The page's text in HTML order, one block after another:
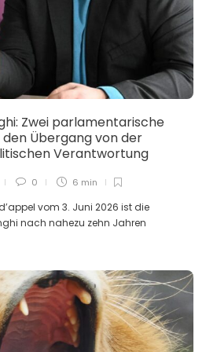
Kaiser 3 months ago
sicht e Beroder an der
Kaiser,4 months ago 4 min
statt Pflaster: Sonst hilft
die teuerste Aufbewahrung
Mindeslohn nichts!
Bretsch: Fërderung vun der
Sprooch duerch
Zougänglechkeet an
Zwei parlamentarische
Übergang von der
Verantwortung
0 6 min
vom 3. Juni 2026 ist die
nach nahezu zehn Jahren